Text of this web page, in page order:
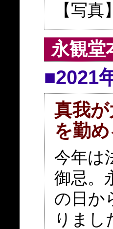
【写
永観堂
■2021
真我
を勤め
今年は
御忌。
の日か
りまし